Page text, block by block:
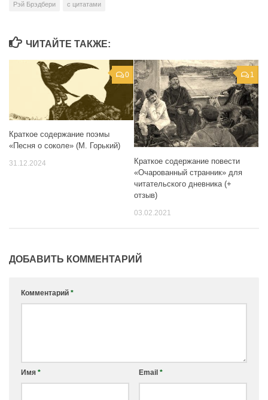
Рэй Брэдбери с цитатами
ЧИТАЙТЕ ТАКЖЕ:
0
Краткое содержание поэмы
«Песня о соколе» (М. Горький)
31.12.2024
1
Краткое содержание повести
«Очарованный странник» для
читательского дневника (+
отзыв)
03.02.2021
ДОБАВИТЬ КОММЕНТАРИЙ
Комментарий *
Имя * Email *